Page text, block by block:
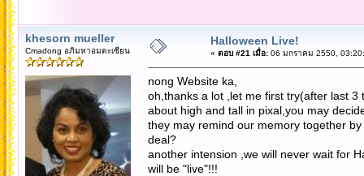
khesorn mueller
Cmadong อภิมหาอมตะเซียน
Halloween Live!
« ตอบ #21 เมื่อ:06 มกราคม 2550,
nong Website ka,
oh,thanks a lot ,let me first try(after last
about high and tall in pixal,you may
they may remind our memory together
deal?
another intension ,we will never wait for
will be "live"!!!